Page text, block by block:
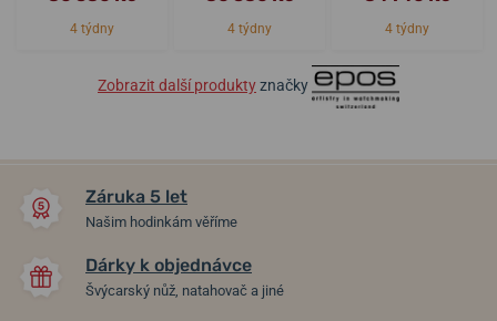
4 týdny 4 týdny 4 týdny
Zobrazit další produktyznačky
Záruka 5 let
Našim hodinkám věříme
Dárky k objednávce
Švýcarský nůž, natahovač a jiné